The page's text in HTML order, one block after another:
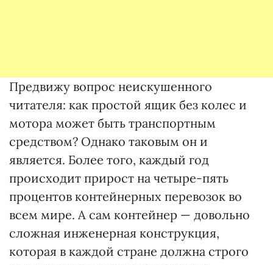
Предвижу вопрос неискушенного
читателя: как простой ящик без колес и
мотора может быть транспортным
средством? Однако таковым он и
является. Более того, каждый год
происходит прирост на четыре-пять
процентов контейнерных перевозок во
всем мире. А сам контейнер — довольно
сложная инженерная конструкция,
которая в каждой стране должна строго